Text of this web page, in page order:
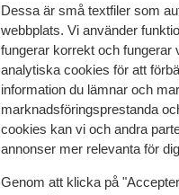
Dessa är små textfiler som
webbplats. Vi använder
fungerar korrekt och fungerar
analytiska cookies för att
information du lämnar och
marknadsföringsprestanda
cookies kan vi och andra
annonser mer relevanta för
Genom att klicka på